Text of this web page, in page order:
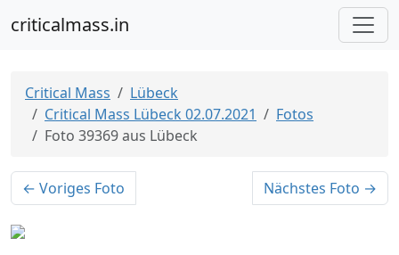
criticalmass.in
Critical Mass
Lübeck
Critical Mass Lübeck 02.07.2021
Fotos
Foto 39369 aus Lübeck
← Voriges Foto Nächstes Foto →